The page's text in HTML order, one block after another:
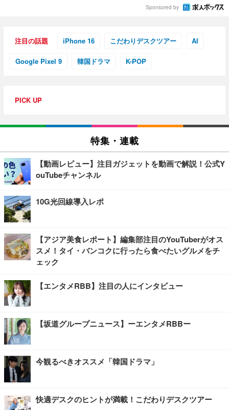
Sponsored by
注目の話題 iPhone 16 こだわりデスクツアー AI
Google Pixel 9 韓国ドラマ K-POP
PICK UP
特集・連載
【動画レビュー】注目ガジェットを動画で解説！公式Y
ouTubeチャンネル
10G光回線導入レポ
【アジア美食レポート】編集部注目のYouTuberがオス
スメ！タイ・バンコクに行ったら食べたいグルメをチ
ェック
【エンタメRBB】注目の人にインタビュー
【坂道グループニュース】ーエンタメRBBー
今観るべきオススメ「韓国ドラマ」
快適デスクのヒントが満載！こだわりデスクツアー